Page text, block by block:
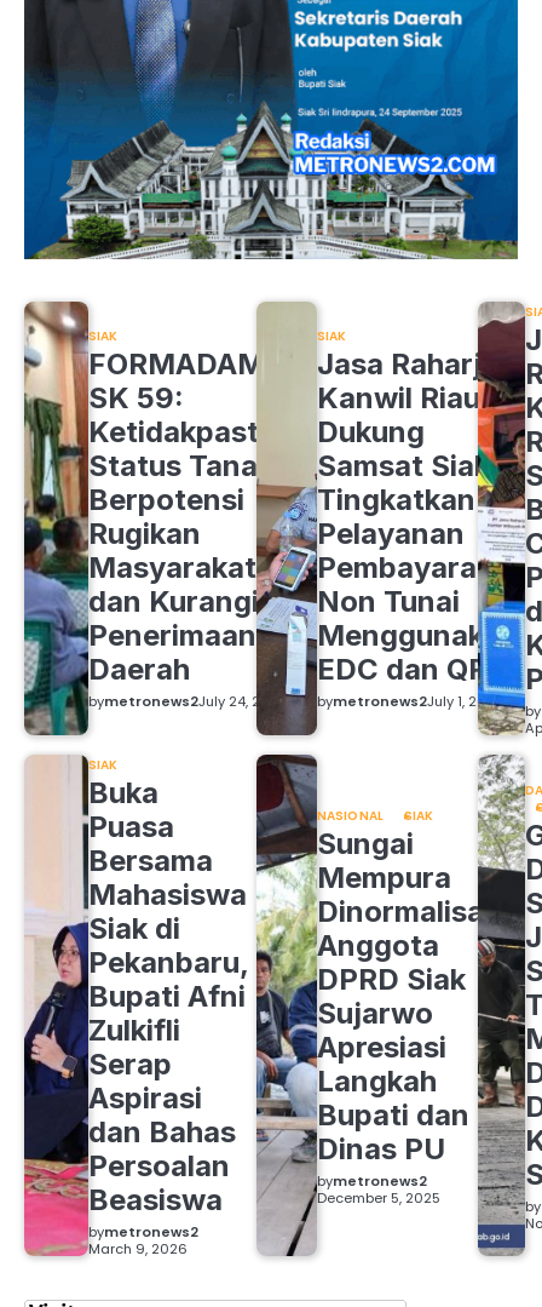
SIAK
FORMADAM
SK 59:
Ketidakpastian
Status Tanah
Berpotensi
Rugikan
Masyarakat
dan Kurangi
Penerimaan
Daerah
bymetronews2July 24, 2026
SIAK
Jasa Raharja
Kanwil Riau
Dukung
Samsat Siak
Tingkatkan
Pelayanan
Pembayaran
Non Tunai
Menggunakan
EDC dan QRIS
bymetronews2July 1, 2026 by
SIAK
Buka
Puasa
Bersama
Mahasiswa
Siak di
Pekanbaru,
Bupati Afni
Zulkifli
Serap
Aspirasi
dan Bahas
Persoalan
Beasiswa
bymetronews2
March 9, 2026
NASIONAL SIAK
Sungai
Mempura
Dinormalisasi,
Anggota
DPRD Siak
Sujarwo
Apresiasi
Langkah
Bupati dan
Dinas PU
bymetronews2
December 5, 2025
by